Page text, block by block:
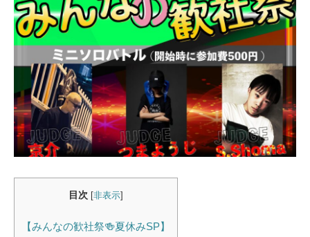
目次 [非表示]
【みんなの歓社祭🍻夏休みSP】